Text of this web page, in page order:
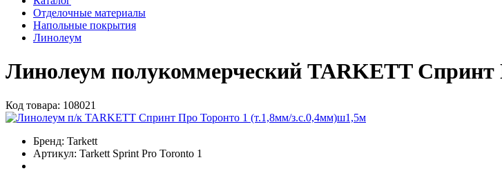
Отделочные материалы
Напольные покрытия
Линолеум
Линолеум полукоммерческий TARKETT
Код товара: 108021
Бренд: Tarkett
Артикул: Tarkett Sprint Pro Toronto 1